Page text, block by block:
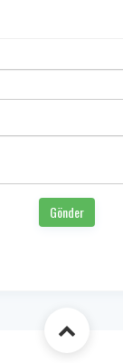
Gönder